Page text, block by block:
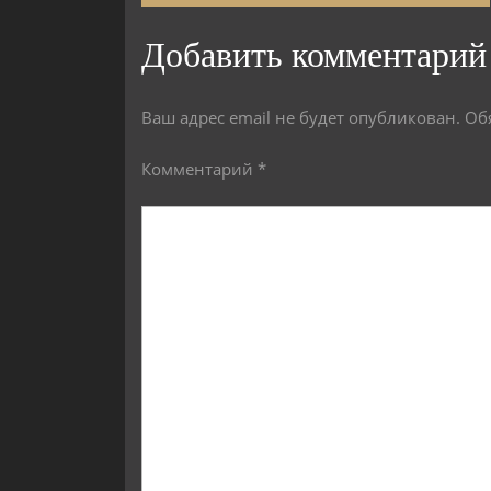
Добавить комментарий
Ваш адрес email не будет опубликован.
Комментарий *